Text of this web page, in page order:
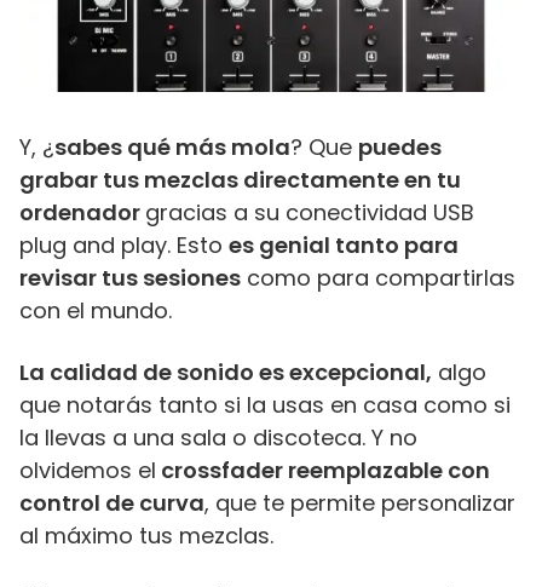
Y, ¿sabes qué más mola? Que puedes
grabar tus mezclas directamente en tu
ordenador gracias a su conectividad USB
plug and play. Esto es genial tanto para
revisar tus sesiones como para compartirlas
con el mundo.
La calidad de sonido es excepcional, algo
que notarás tanto si la usas en casa como si
la llevas a una sala o discoteca. Y no
olvidemos el crossfader reemplazable con
control de curva, que te permite personalizar
al máximo tus mezclas.